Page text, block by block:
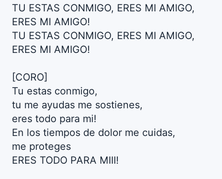
TU ESTAS CONMIGO, ERES MI AMIGO,
ERES MI AMIGO!
TU ESTAS CONMIGO, ERES MI AMIGO,
ERES MI AMIGO!
[CORO]
Tu estas conmigo,
tu me ayudas me sostienes,
eres todo para mi!
En los tiempos de dolor me cuidas,
me proteges
ERES TODO PARA MIII!